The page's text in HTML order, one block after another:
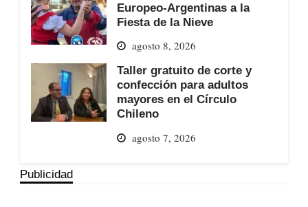
Europeo-Argentinas a la
Fiesta de la Nieve
agosto 8, 2026
Taller gratuito de corte y
confección para adultos
mayores en el Círculo
Chileno
agosto 7, 2026
Publicidad